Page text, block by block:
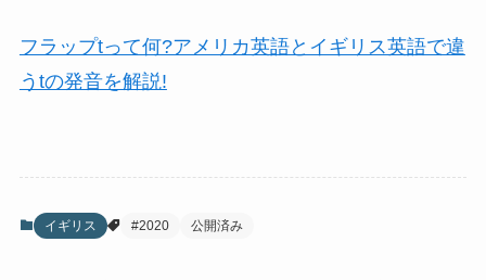
フラップtって何?アメリカ英語とイギリス英語で違
うtの発音を解説!
イギリス #2020 公開済み